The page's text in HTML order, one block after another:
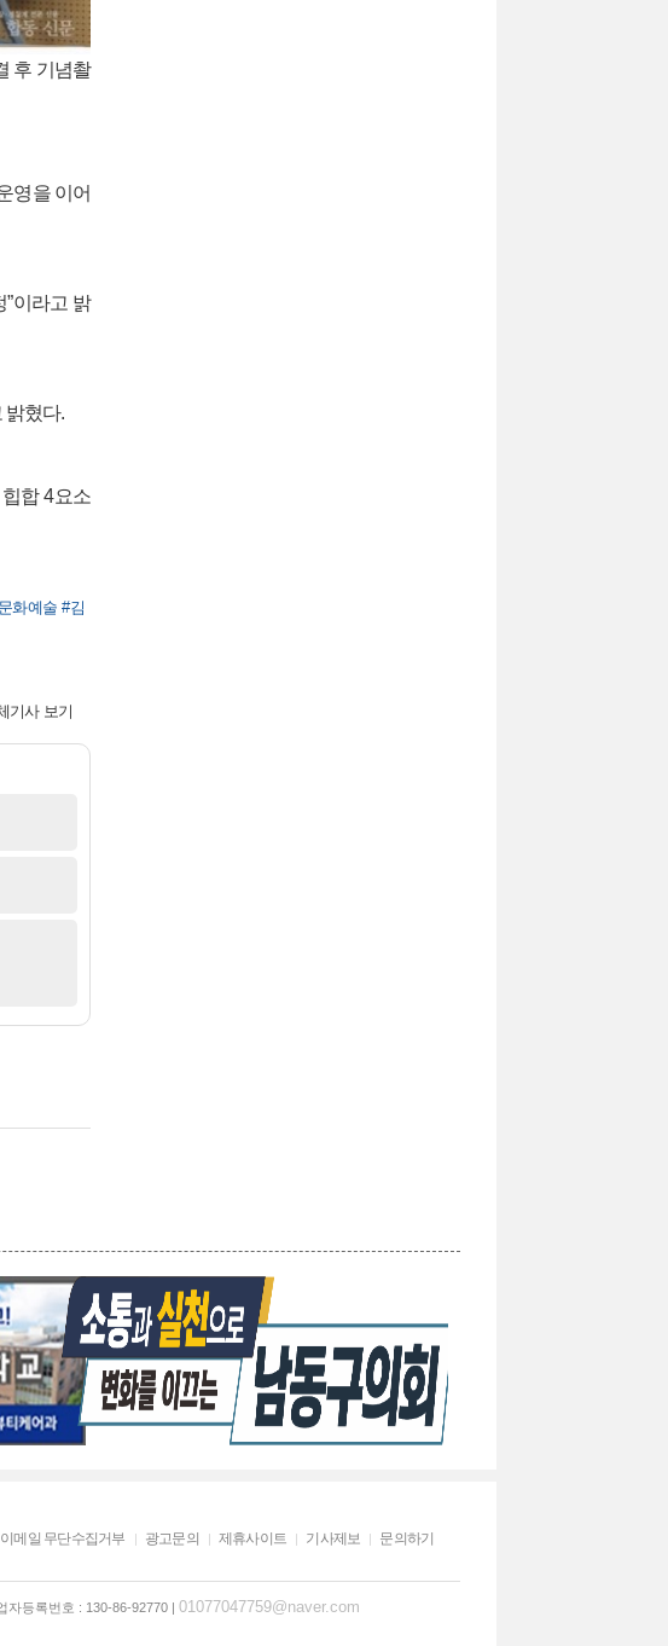
후 기념촬
영을 이어
”이라고 밝
밝혔다.
합4요소
화예술 #김
기사 보기
이메일 무단수집거부 광고문의 제휴사이트 기사제보
문의하기
등록번호 : 130-86-92770 | 01077047759@naver.com